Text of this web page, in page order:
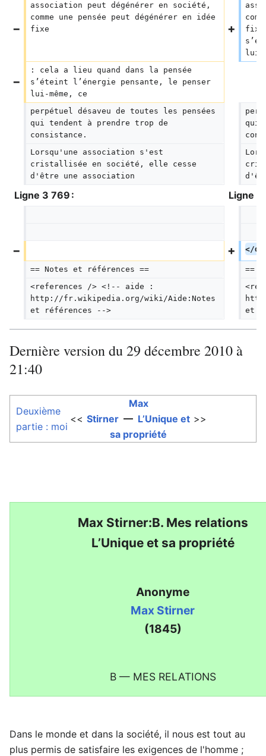
association peut dégénérer en société,
comme une pensée peut dégénérer en idée
fixe
lui-
: cela a lieu quand dans la pensée
s’éteint l’énergie pensante, le penser
lui-même, ce
perpétuel désaveu de toutes les pensées
qui tendent à prendre trop de
consistance.
qui
Lorsqu'une association s'est
cristallisée en société, elle cesse
d'être une association
Ligne 3 769 : Ligne 3
</
== Notes et références ==
==
<references /> <!-- aide :
http://fr.wikipedia.org/wiki/Aide:Notes
et références -->
et
Dernière version du 29 décembre 2010 à
21:40
Deuxième
partie : moi
<<
Max
Stirner — L’Unique et
sa propriété
>>
Max Stirner:B. Mes relations
L’Unique et sa propriété
Anonyme
Max Stirner
(1845)
B — MES RELATIONS
Dans le monde et dans la société, il nous est tout au
plus permis de satisfaire les exigences de l'homme ;